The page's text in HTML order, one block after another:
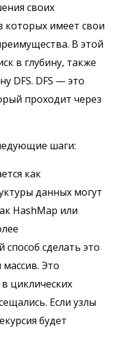
своих
которых имеет свои
В этой
в глубину, также
DFS. DFS — это
проходит через
шаги:
как
данных могут
HashMap или
сделать это
Это
циклических
Если узлы
будет